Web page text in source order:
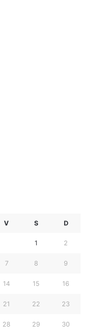
V S D
1 2
7 8 9
14 15 16
21 22 23
28 29 30